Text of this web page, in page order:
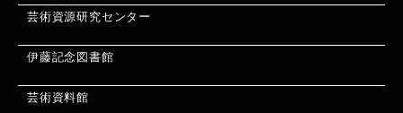
芸術資源研究センター
伊藤記念図書館
芸術資料館